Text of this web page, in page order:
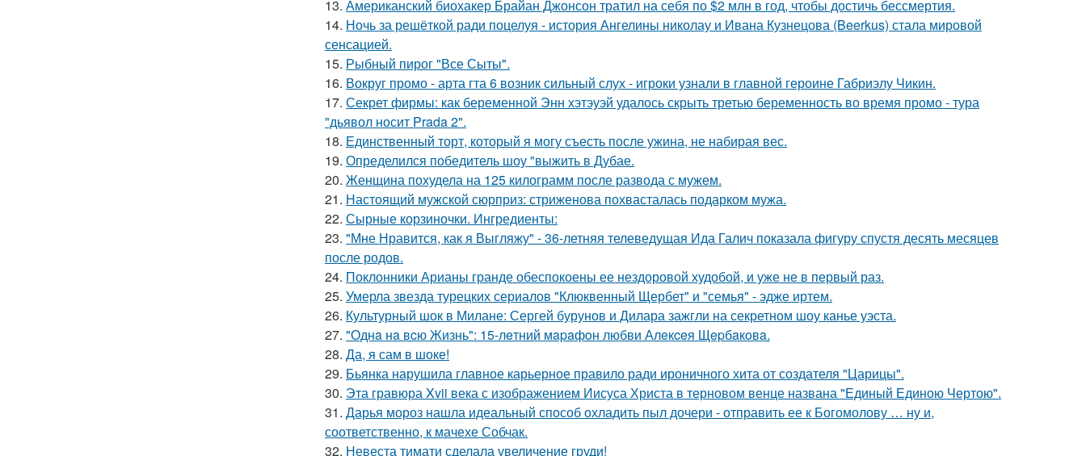
13. Американский биохакер Брайан Джонсон тратил на себя по $2 млн в год, чтобы достичь бессмертия.
14. Ночь за решёткой ради поцелуя - история Ангелины николау и Ивана Кузнецова (Beerkus) стала мировой
сенсацией.
15. Рыбный пирог "Все Сыты".
16. Вокруг промо - арта гта 6 возник сильный слух - игроки узнали в главной героине Габриэлу Чикин.
17. Секрет фирмы: как беременной Энн хэтэуэй удалось скрыть третью беременность во время промо - тура
"дьявол носит Prada 2".
18. Единственный торт, который я могу съесть после ужина, не набирая вес.
19. Определился победитель шоу "выжить в Дубае.
20. Женщина похудела на 125 килограмм после развода с мужем.
21. Настоящий мужской сюрприз: стриженова похвасталась подарком мужа.
22. Сырные корзиночки. Ингредиенты:
23. "Мне Нравится, как я Выгляжу" - 36-летняя телеведущая Ида Галич показала фигуру спустя десять месяцев
после родов.
24. Поклонники Арианы гранде обеспокоены ее нездоровой худобой, и уже не в первый раз.
25. Умерла звезда турецких сериалов "Клюквенный Щербет" и "семья" - эдже иртем.
26. Культурный шок в Милане: Сергей бурунов и Дилара зажгли на секретном шоу канье уэста.
27. "Однa нa вcю Жизнь": 15-лeтний мapaфoн любви Алeкceя Щepбaкoвa.
28. Да, я сам в шоке!
29. Бьянка нарушила главное карьерное правило ради ироничного хита от создателя "Царицы".
30. Эта гравюра Xvii века с изображением Иисуса Христа в терновом венце названа "Единый Единою Чертою".
31. Дарья мороз нашла идеальный способ охладить пыл дочери - отправить ее к Богомолову … ну и,
соответственно, к мачехе Собчак.
32. Невеста тимати сделала увеличение груди!